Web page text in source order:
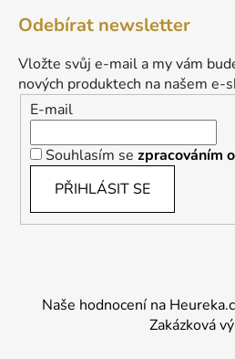
Odebírat newsletter
Vložte svůj e-mail a my vám
nových produktech na našem e-
E-mail
Souhlasím se zpracováním
PŘIHLÁSIT SE
Naše hodnocení na
Zakázková